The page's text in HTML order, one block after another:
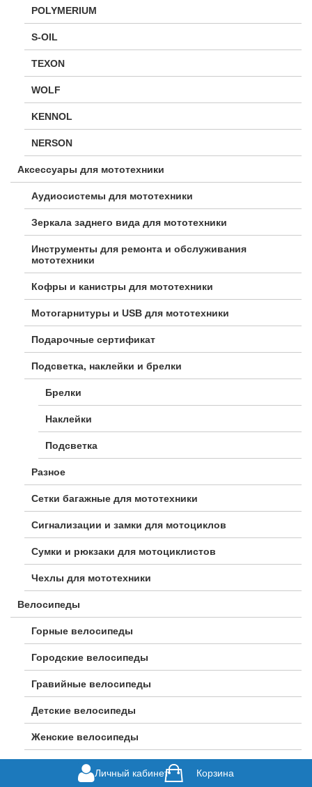
POLYMERIUM
S-OIL
TEXON
WOLF
KENNOL
NERSON
Аксессуары для мототехники
Аудиосистемы для мототехники
Зеркала заднего вида для мототехники
Инструменты для ремонта и обслуживания
мототехники
Кофры и канистры для мототехники
Мотогарнитуры и USB для мототехники
Подарочные сертификат
Подсветка, наклейки и брелки
Брелки
Наклейки
Подсветка
Разное
Сетки багажные для мототехники
Сигнализации и замки для мотоциклов
Сумки и рюкзаки для мотоциклистов
Чехлы для мототехники
Велосипеды
Горные велосипеды
Городские велосипеды
Гравийные велосипеды
Детские велосипеды
Женские велосипеды
Подростковые велосипеды
Личный кабинет Корзина